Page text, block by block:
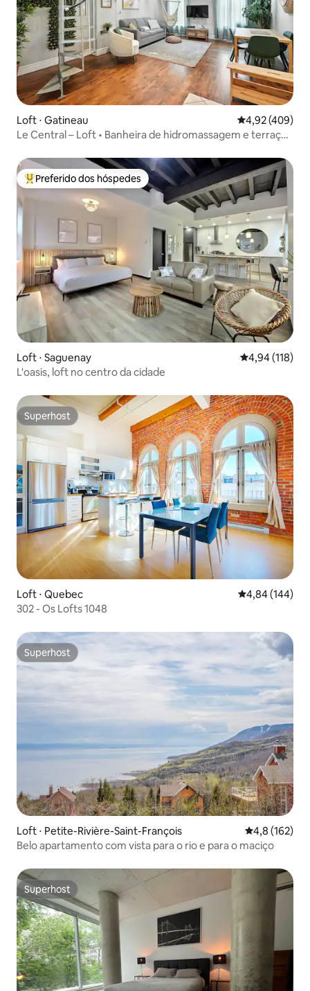
Loft ⋅ Gatineau 4,92 de uma
4,92 (409)
Le Central – Loft • Banheira de hidromassagem e terraço
Entre os melhores preferidos dos hóspedes
Preferido dos hóspedes
Loft ⋅ Saguenay 4,94 de uma
4,94 (118)
L'oasis, loft no centro da cidade
Superhost
Superhost
Loft ⋅ Quebec 4,84 de uma
4,84 (144)
302 - Os Lofts 1048
Superhost
Superhost
Loft ⋅ Petite-Rivière-Saint-François 4,8 de uma
4,8 (162)
Belo apartamento com vista para o rio e para o maciço
Superhost
Superhost